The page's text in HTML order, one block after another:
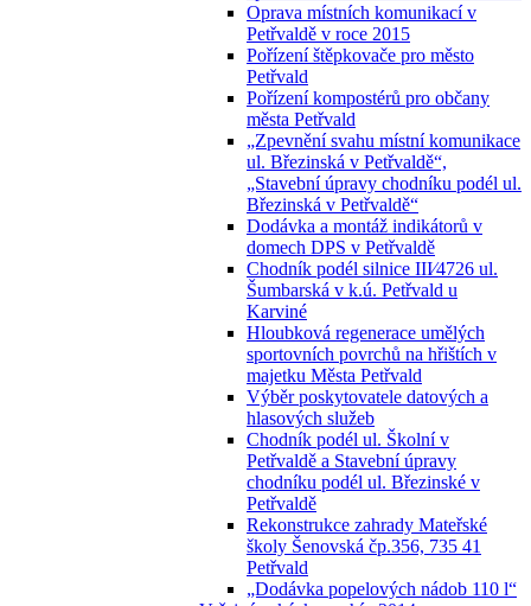
Oprava místních komunikací v
Petřvaldě v roce 2015
Pořízení štěpkovače pro město
Petřvald
Pořízení kompostérů pro občany
města Petřvald
„Zpevnění svahu místní komunikace
ul. Březinská v Petřvaldě“,
„Stavební úpravy chodníku podél ul.
Březinská v Petřvaldě“
Dodávka a montáž indikátorů v
domech DPS v Petřvaldě
Chodník podél silnice III⁄4726 ul.
Šumbarská v k.ú. Petřvald u
Karviné
Hloubková regenerace umělých
sportovních povrchů na hřištích v
majetku Města Petřvald
Výběr poskytovatele datových a
hlasových služeb
Chodník podél ul. Školní v
Petřvaldě a Stavební úpravy
chodníku podél ul. Březinské v
Petřvaldě
Rekonstrukce zahrady Mateřské
školy Šenovská čp.356, 735 41
Petřvald
„Dodávka popelových nádob 110 l“